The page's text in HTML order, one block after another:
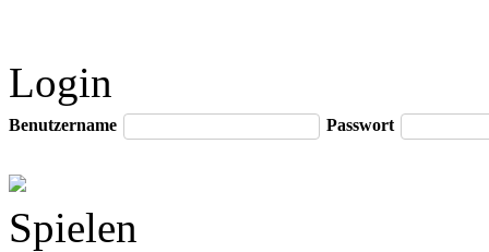
Login
Benutzername Passwort
Spielen